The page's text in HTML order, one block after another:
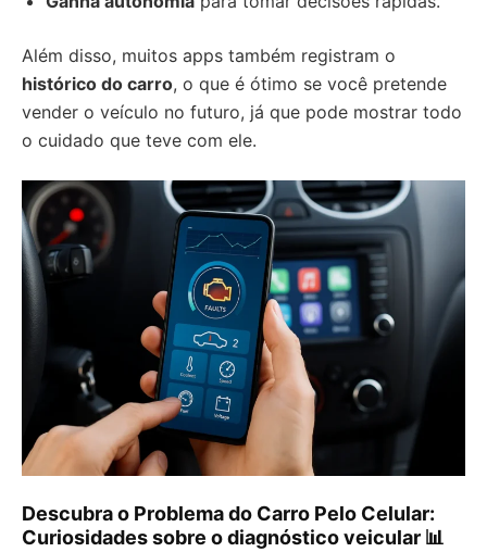
Além disso, muitos apps também registram o
histórico do carro, o que é ótimo se você pretende
vender o veículo no futuro, já que pode mostrar todo
o cuidado que teve com ele.
Descubra o Problema do Carro Pelo Celular:
Curiosidades sobre o diagnóstico veicular 📊